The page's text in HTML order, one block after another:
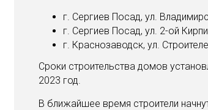
г. Сергиев Посад, ул.
г. Сергиев Посад, ул. 2-ой
г. Краснозаводск, ул.
Сроки строительства домов
2023 год.
В ближайшее время строители